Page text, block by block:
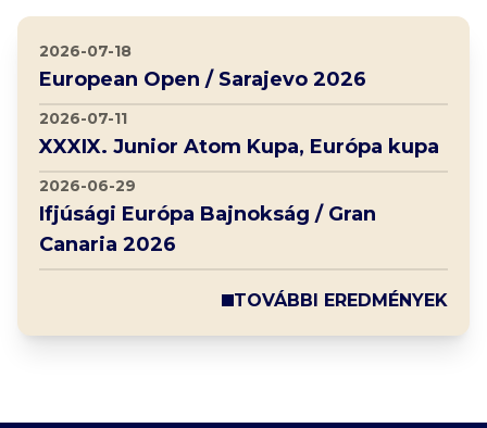
2026-07-18
European Open / Sarajevo 2026
2026-07-11
XXXIX. Junior Atom Kupa, Európa kupa
2026-06-29
Ifjúsági Európa Bajnokság / Gran
Canaria 2026
TOVÁBBI EREDMÉNYEK